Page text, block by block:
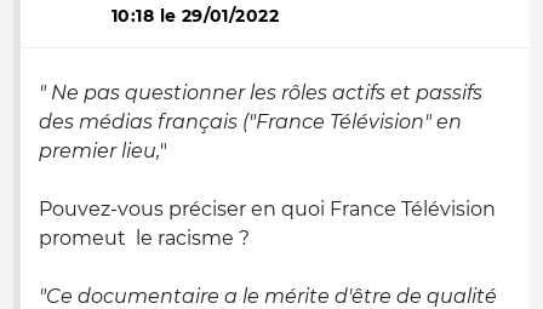
10:18 le 29/01/2022
" Ne pas questionner les rôles actifs et passifs
des médias français ("France Télévision" en
premier lieu,"
Pouvez-vous préciser en quoi France Télévision
promeut le racisme ?
"Ce documentaire a le mérite d'être de qualité